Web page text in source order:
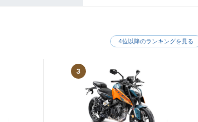
3
4位以降のランキングを見る